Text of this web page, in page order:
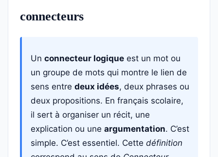
connecteurs
Un connecteur logique est un mot ou
un groupe de mots qui montre le lien de
sens entre deux idées, deux phrases ou
deux propositions. En français scolaire,
il sert à organiser un récit, une
explication ou une argumentation. C’est
simple. C’est essentiel. Cette définition